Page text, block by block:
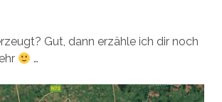
Gut, dann erzähle ich dir noch
…